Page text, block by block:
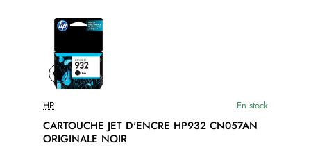
HP En stock
CARTOUCHE JET D'ENCRE HP932 CN057AN
ORIGINALE NOIR